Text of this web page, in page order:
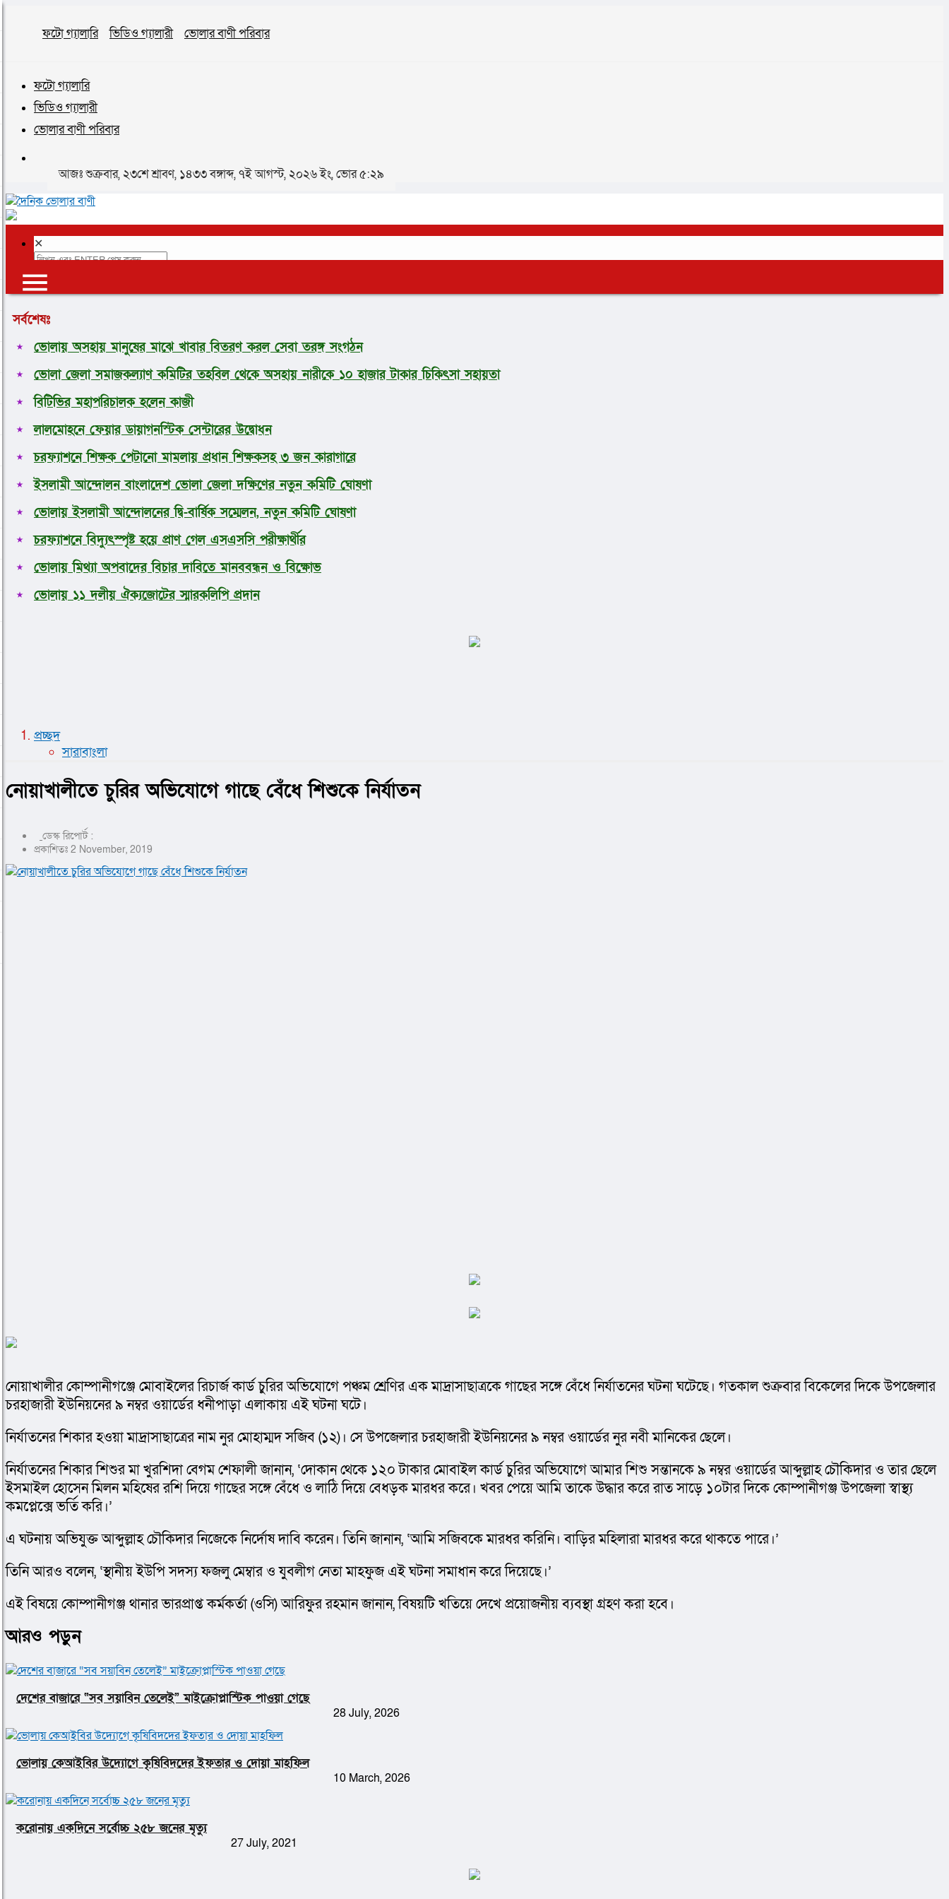
ফটো গ্যালারি ভিডিও গ্যালারী ভোলার বাণী পরিবার
ফটো গ্যালারি
ভিডিও গ্যালারী
ভোলার বাণী পরিবার
আজঃ শুক্রবার, ২৩শে শ্রাবণ, ১৪৩৩ বঙ্গাব্দ, ৭ই আগস্ট, ২০২৬ ইং, ভোর ৫:২৯
✕
প্রচ্ছদ
বোরহানউদ্দিন
তজুমদ্দিন
লালমোহন
মনপুরা
দক্ষিণ আইচা
শশীভূষণ
দুলার হাট
জাতীয়
অর্থনীতি
রাজনীতি
আওয়ামীলীগ
বিএনপি
ক্রিকেট
শেয়ার বাজার
বিচিত্র সংবাদ
সাক্ষাৎকার
সড়ক দুর্ঘটনা
সর্বশেষঃ
ভোলায় অসহায় মানুষের মাঝে খাবার বিতরণ করল সেবা তরঙ্গ সংগঠন
ভোলা জেলা সমাজকল্যাণ কমিটির তহবিল থেকে অসহায় নারীকে ১০ হাজার টাকার চিকিৎসা সহায়তা
বিটিভির মহাপরিচালক হলেন কাজী
লালমোহনে ফেয়ার ডায়াগনস্টিক সেন্টারের উদ্বোধন
চরফ্যাশনে শিক্ষক পেটানো মামলায় প্রধান শিক্ষকসহ ৩ জন কারাগারে
ইসলামী আন্দোলন বাংলাদেশ ভোলা জেলা দক্ষিণের নতুন কমিটি ঘোষণা
ভোলায় ইসলামী আন্দোলনের দ্বি-বার্ষিক সম্মেলন, নতুন কমিটি ঘোষণা
চরফ্যাশনে বিদ্যুৎস্পৃষ্ট হয়ে প্রাণ গেল এসএসসি পরীক্ষার্থীর
ভোলায় মিথ্যা অপবাদের বিচার দাবিতে মানববন্ধন ও বিক্ষোভ
ভোলায় ১১ দলীয় ঐক্যজোটের স্মারকলিপি প্রদান
প্রচ্ছদ
সারাবাংলা
নোয়াখালীতে চুরির অভিযোগে গাছে বেঁধে শিশুকে নির্যাতন
ডেস্ক রিপোর্ট :
প্রকাশিতঃ 2 November, 2019
নোয়াখালীর কোম্পানীগঞ্জে মোবাইলের রিচার্জ কার্ড চুরির অভিযোগে পঞ্চম শ্রেণির এক মাদ্রাসাছাত্রকে গাছের সঙ্গে বেঁধে নির্যাতনের ঘটনা ঘটেছে। গতকাল শুক্রবার বিকেলের দিকে উপজেলার
চরহাজারী ইউনিয়নের ৯ নম্বর ওয়ার্ডের ধনীপাড়া এলাকায় এই ঘটনা ঘটে।
নির্যাতনের শিকার হওয়া মাদ্রাসাছাত্রের নাম নুর মোহাম্মদ সজিব (১২)। সে উপজেলার চরহাজারী ইউনিয়নের ৯ নম্বর ওয়ার্ডের নুর নবী মানিকের ছেলে।
নির্যাতনের শিকার শিশুর মা খুরশিদা বেগম শেফালী জানান, ‘দোকান থেকে ১২০ টাকার মোবাইল কার্ড চুরির অভিযোগে আমার শিশু সন্তানকে ৯ নম্বর ওয়ার্ডের আব্দুল্লাহ চৌকিদার ও তার ছেলে
ইসমাইল হোসেন মিলন মহিষের রশি দিয়ে গাছের সঙ্গে বেঁধে ও লাঠি দিয়ে বেধড়ক মারধর করে। খবর পেয়ে আমি তাকে উদ্ধার করে রাত সাড়ে ১০টার দিকে কোম্পানীগঞ্জ উপজেলা স্বাস্থ্য
কমপ্লেক্সে ভর্তি করি।’
এ ঘটনায় অভিযুক্ত আব্দুল্লাহ চৌকিদার নিজেকে নির্দোষ দাবি করেন। তিনি জানান, ‘আমি সজিবকে মারধর করিনি। বাড়ির মহিলারা মারধর করে থাকতে পারে।’
তিনি আরও বলেন, ‘স্থানীয় ইউপি সদস্য ফজলু মেম্বার ও যুবলীগ নেতা মাহফুজ এই ঘটনা সমাধান করে দিয়েছে।’
এই বিষয়ে কোম্পানীগঞ্জ থানার ভারপ্রাপ্ত কর্মকর্তা (ওসি) আরিফুর রহমান জানান, বিষয়টি খতিয়ে দেখে প্রয়োজনীয় ব্যবস্থা গ্রহণ করা হবে।
আরও পড়ুন
দেশের বাজারে “সব সয়াবিন তেলেই” মাইক্রোপ্লাস্টিক পাওয়া গেছে
28 July, 2026
ভোলায় কেআইবির উদ্যোগে কৃষিবিদদের ইফতার ও দোয়া মাহফিল
10 March, 2026
করোনায় একদিনে সর্বোচ্চ ২৫৮ জনের মৃত্যু
27 July, 2021